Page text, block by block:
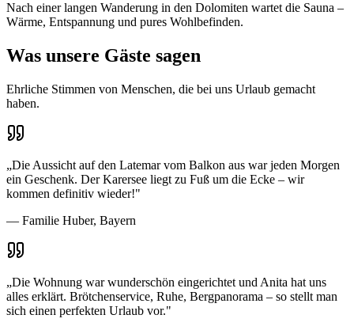
Nach einer langen Wanderung in den Dolomiten wartet die Sauna –
Wärme, Entspannung und pures Wohlbefinden.
Was unsere Gäste sagen
Ehrliche Stimmen von Menschen, die bei uns Urlaub gemacht
haben.
„Die Aussicht auf den Latemar vom Balkon aus war jeden Morgen
ein Geschenk. Der Karersee liegt zu Fuß um die Ecke – wir
kommen definitiv wieder!"
— Familie Huber, Bayern
„Die Wohnung war wunderschön eingerichtet und Anita hat uns
alles erklärt. Brötchenservice, Ruhe, Bergpanorama – so stellt man
sich einen perfekten Urlaub vor."